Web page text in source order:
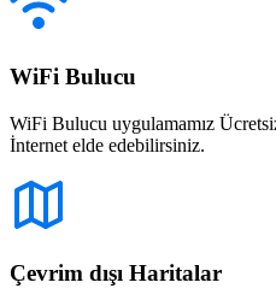
WiFi Bulucu
WiFi Bulucu uygulamamız
İnternet elde edebilirsiniz.
Çevrim dışı Haritalar